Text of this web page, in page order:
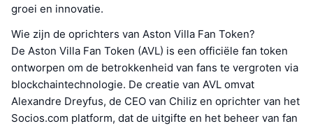
groei en innovatie.
Wie zijn de oprichters van Aston Villa Fan Token?
De Aston Villa Fan Token (AVL) is een officiële fan token
ontworpen om de betrokkenheid van fans te vergroten via
blockchaintechnologie. De creatie van AVL omvat
Alexandre Dreyfus, de CEO van Chiliz en oprichter van het
Socios.com platform, dat de uitgifte en het beheer van fan